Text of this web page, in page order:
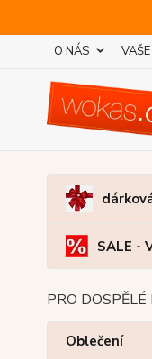
O NÁS
SALE -
PRO DOSPĚLÉ
Oblečení